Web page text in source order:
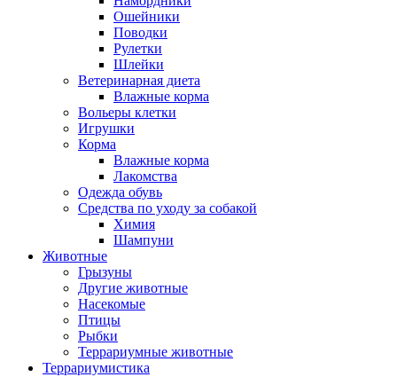
Ошейники
Поводки
Рулетки
Шлейки
Ветеринарная диета
Влажные корма
Вольеры клетки
Игрушки
Корма
Влажные корма
Лакомства
Одежда обувь
Средства по уходу за собакой
Химия
Шампуни
Животные
Грызуны
Другие животные
Насекомые
Птицы
Рыбки
Террариумные животные
Террариумистика